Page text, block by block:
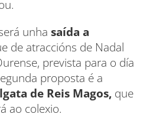
unha saída a
de atraccións de Nadal
prevista para o día
proposta é a
de Reis Magos, que
ao colexio.